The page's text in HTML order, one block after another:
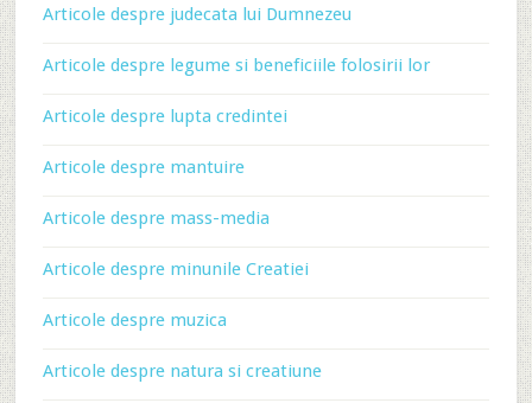
Articole despre judecata lui Dumnezeu
Articole despre legume si beneficiile folosirii lor
Articole despre lupta credintei
Articole despre mantuire
Articole despre mass-media
Articole despre minunile Creatiei
Articole despre muzica
Articole despre natura si creatiune